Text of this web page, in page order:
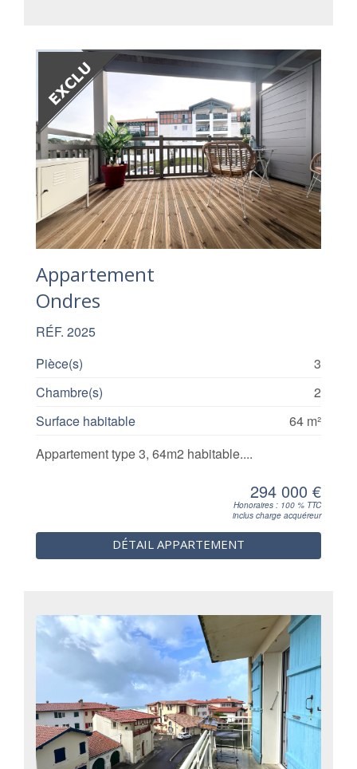
Appartement
Ondres
RÉF. 2025
Pièce(s)
3
Chambre(s)
2
Surface habitable
64 m²
Appartement type 3, 64m2 habitable....
294 000 €
Honoraires : 100 % TTC
inclus charge acquéreur
DÉTAIL APPARTEMENT